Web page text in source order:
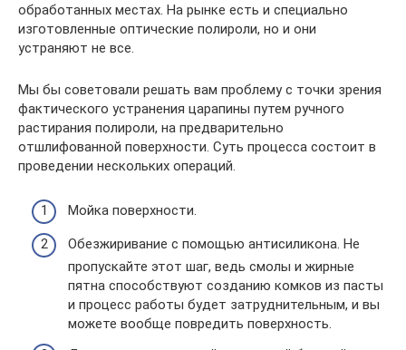
обработанных местах. На рынке есть и специально
изготовленные оптические полироли, но и они
устраняют не все.
Мы бы советовали решать вам проблему с точки зрения
фактического устранения царапины путем ручного
растирания полироли, на предварительно
отшлифованной поверхности. Суть процесса состоит в
проведении нескольких операций.
Мойка поверхности.
Обезжиривание с помощью антисиликона. Не
пропускайте этот шаг, ведь смолы и жирные
пятна способствуют созданию комков из пасты
и процесс работы будет затруднительным, и вы
можете вообще повредить поверхность.